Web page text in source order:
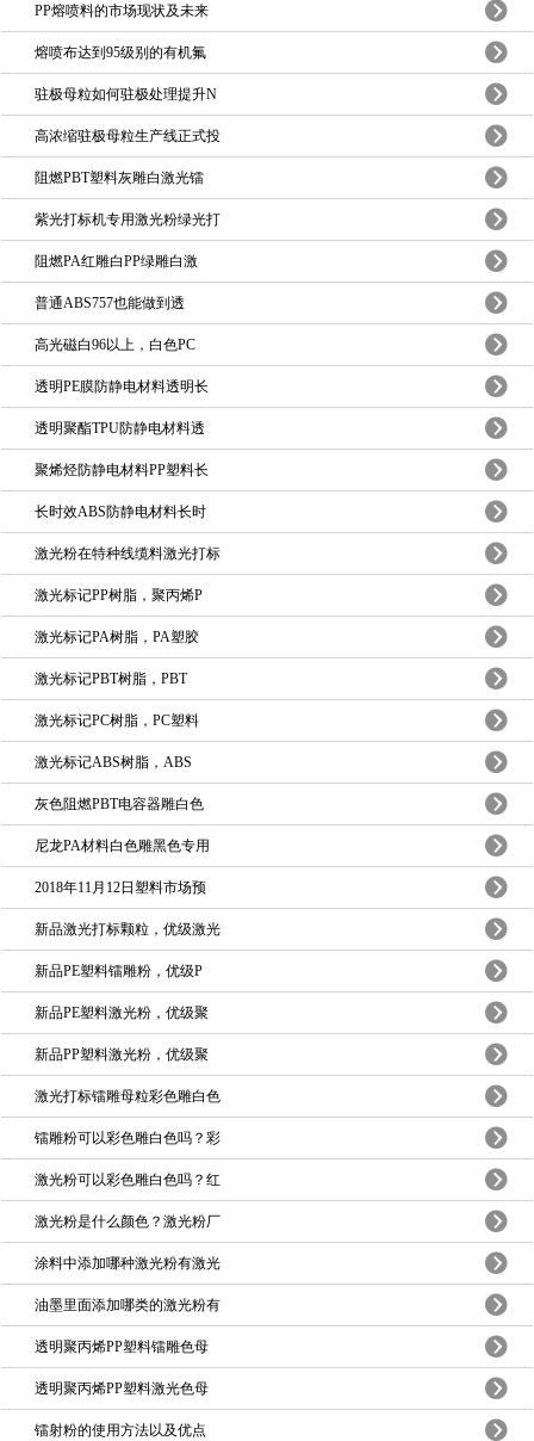
PP熔喷料的市场现状及未来
熔喷布达到95级别的有机氟
驻极母粒如何驻极处理提升N
高浓缩驻极母粒生产线正式投
阻燃PBT塑料灰雕白激光镭
紫光打标机专用激光粉绿光打
阻燃PA红雕白PP绿雕白激
普通ABS757也能做到透
高光磁白96以上，白色PC
透明PE膜防静电材料透明长
透明聚酯TPU防静电材料透
聚烯烃防静电材料PP塑料长
长时效ABS防静电材料长时
激光粉在特种线缆料激光打标
激光标记PP树脂，聚丙烯P
激光标记PA树脂，PA塑胶
激光标记PBT树脂，PBT
激光标记PC树脂，PC塑料
激光标记ABS树脂，ABS
灰色阻燃PBT电容器雕白色
尼龙PA材料白色雕黑色专用
2018年11月12日塑料市场预
新品激光打标颗粒，优级激光
新品PE塑料镭雕粉，优级P
新品PE塑料激光粉，优级聚
新品PP塑料激光粉，优级聚
激光打标镭雕母粒彩色雕白色
镭雕粉可以彩色雕白色吗？彩
激光粉可以彩色雕白色吗？红
激光粉是什么颜色？激光粉厂
涂料中添加哪种激光粉有激光
油墨里面添加哪类的激光粉有
透明聚丙烯PP塑料镭雕色母
透明聚丙烯PP塑料激光色母
镭射粉的使用方法以及优点